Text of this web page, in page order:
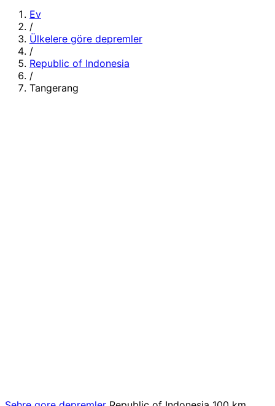
Ev
/
Ülkelere göre depremler
/
Republic of Indonesia
/
Tangerang